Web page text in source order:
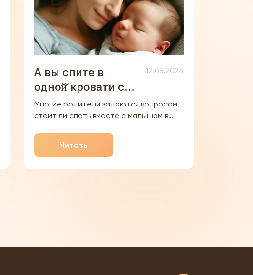
А вы спите в
одной̆ кровати с
малышом?
12.06.2024
Многие родители задаются вопросом,
стоит ли спать вместе с малышом в
что это полезно для развития ребенка,
другие же предпочитают спать
Читать